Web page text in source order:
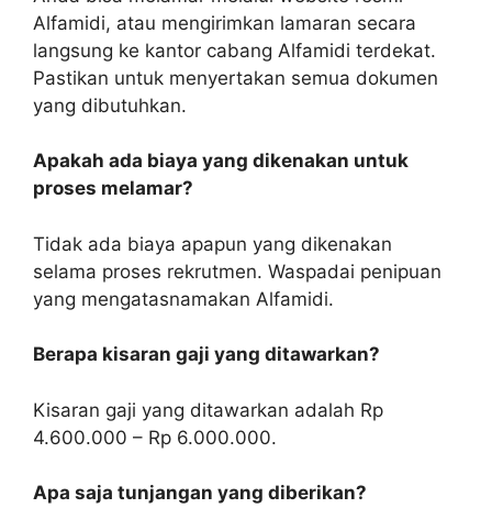
Alfamidi, atau mengirimkan lamaran secara
langsung ke kantor cabang Alfamidi terdekat.
Pastikan untuk menyertakan semua dokumen
yang dibutuhkan.
Apakah ada biaya yang dikenakan untuk
proses melamar?
Tidak ada biaya apapun yang dikenakan
selama proses rekrutmen. Waspadai penipuan
yang mengatasnamakan Alfamidi.
Berapa kisaran gaji yang ditawarkan?
Kisaran gaji yang ditawarkan adalah Rp
4.600.000 – Rp 6.000.000.
Apa saja tunjangan yang diberikan?